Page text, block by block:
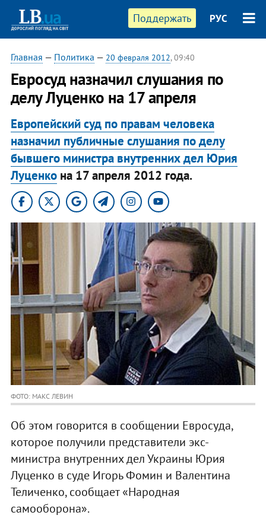
Поддержать РУС
Главная — Политика — 20 февраля 2012, 09:40
Евросуд назначил слушания по
делу Луценко на 17 апреля
Европейский суд по правам человека
назначил публичные слушания по делу
бывшего министра внутренних дел Юрия
Луценкона 17 апреля 2012 года.
ФОТО: МАКС ЛЕВИН
Об этом говорится в сообщении Евросуда,
которое получили представители экс-
министра внутренних дел Украины Юрия
Луценко в суде Игорь Фомин и Валентина
Теличенко, сообщает «Народная
самооборона».